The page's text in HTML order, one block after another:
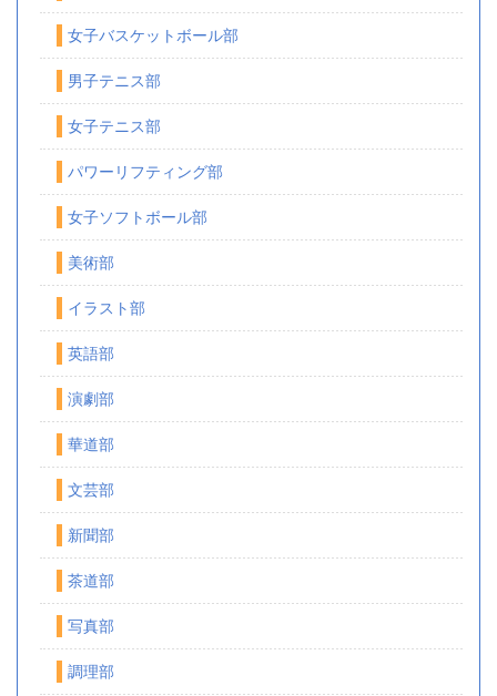
女子バスケットボール部
男子テニス部
女子テニス部
パワーリフティング部
女子ソフトボール部
美術部
イラスト部
英語部
演劇部
華道部
文芸部
新聞部
茶道部
写真部
調理部